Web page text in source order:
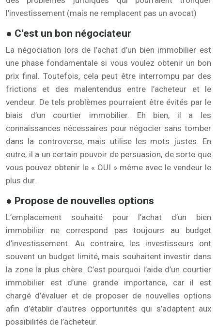
l’investissement (mais ne remplacent pas un avocat)
● C’est un bon négociateur
La négociation lors de l’achat d’un bien immobilier est
une phase fondamentale si vous voulez obtenir un bon
prix final. Toutefois, cela peut être interrompu par des
frictions et des malentendus entre l’acheteur et le
vendeur. De tels problèmes pourraient être évités par le
biais d’un courtier immobilier. Eh bien, il a les
connaissances nécessaires pour négocier sans tomber
dans la controverse, mais utilise les mots justes. En
outre, il a un certain pouvoir de persuasion, de sorte que
vous pouvez obtenir le « OUI » même avec le vendeur le
plus dur.
● Propose de nouvelles options
L’emplacement souhaité pour l’achat d’un bien
immobilier ne correspond pas toujours au budget
d’investissement. Au contraire, les investisseurs ont
souvent un budget limité, mais souhaitent investir dans
la zone la plus chère. C’est pourquoi l’aide d’un courtier
immobilier est d’une grande importance, car il est
chargé d’évaluer et de proposer de nouvelles options
afin d’établir d’autres opportunités qui s’adaptent aux
possibilités de l’acheteur.